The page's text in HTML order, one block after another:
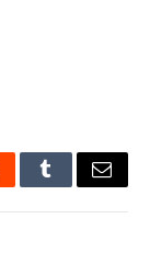
TumblrEmail